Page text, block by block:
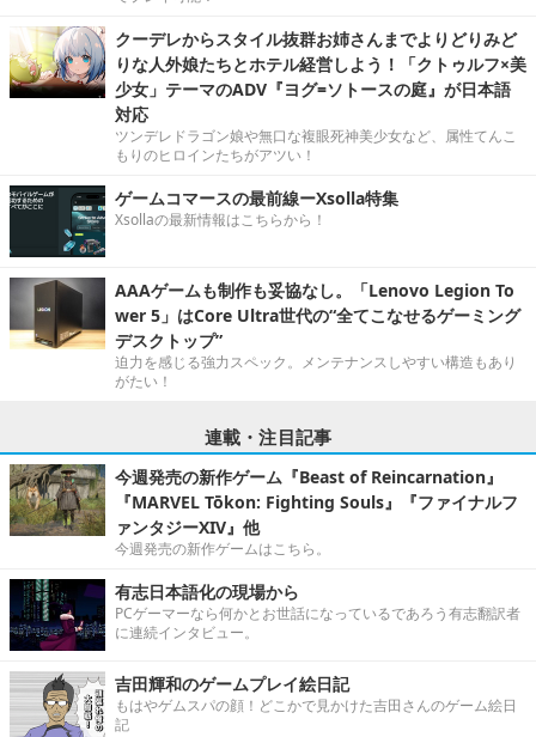
クーデレからスタイル抜群お姉さんまでよりどりみど
りな人外娘たちとホテル経営しよう！「クトゥルフ×美
少女」テーマのADV『ヨグ=ソトースの庭』が日本語
対応
ツンデレドラゴン娘や無口な複眼死神美少女など、属性てんこ
もりのヒロインたちがアツい！
ゲームコマースの最前線ーXsolla特集
Xsollaの最新情報はこちらから！
AAAゲームも制作も妥協なし。「Lenovo Legion To
wer 5」はCore Ultra世代の“全てこなせるゲーミング
デスクトップ”
迫力を感じる強力スペック。メンテナンスしやすい構造もあり
がたい！
連載・注目記事
今週発売の新作ゲーム『Beast of Reincarnation』
『MARVEL Tōkon: Fighting Souls』『ファイナルフ
ァンタジーXIV』他
今週発売の新作ゲームはこちら。
有志日本語化の現場から
PCゲーマーなら何かとお世話になっているであろう有志翻訳者
に連続インタビュー。
吉田輝和のゲームプレイ絵日記
もはやゲムスパの顔！どこかで見かけた吉田さんのゲーム絵日
記